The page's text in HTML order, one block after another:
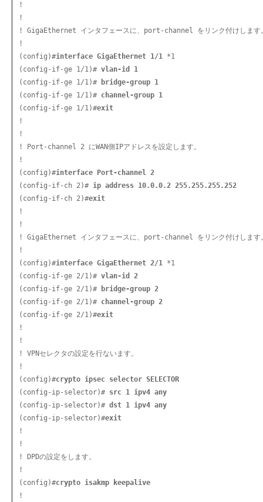
!
!
! GigaEthernet インタフェースに、port-channel をリンク付けします
!
(config)#interface GigaEthernet 1/1 *1
(config-if-ge 1/1)# vlan-id 1
(config-if-ge 1/1)# bridge-group 1
(config-if-ge 1/1)# channel-group 1
(config-if-ge 1/1)#exit
!
!
! Port-channel 2 にWAN側IPアドレスを設定します。
!
(config)#interface Port-channel 2
(config-if-ch 2)# ip address 10.0.0.2 255.255.255.252
(config-if-ch 2)#exit
!
!
! GigaEthernet インタフェースに、port-channel をリンク付けします
!
(config)#interface GigaEthernet 2/1 *1
(config-if-ge 2/1)# vlan-id 2
(config-if-ge 2/1)# bridge-group 2
(config-if-ge 2/1)# channel-group 2
(config-if-ge 2/1)#exit
!
!
! VPNセレクタの設定を行ないます。
!
(config)#crypto ipsec selector SELECTOR
(config-ip-selector)# src 1 ipv4 any
(config-ip-selector)# dst 1 ipv4 any
(config-ip-selector)#exit
!
!
! DPDの設定をします。
!
(config)#crypto isakmp keepalive
!